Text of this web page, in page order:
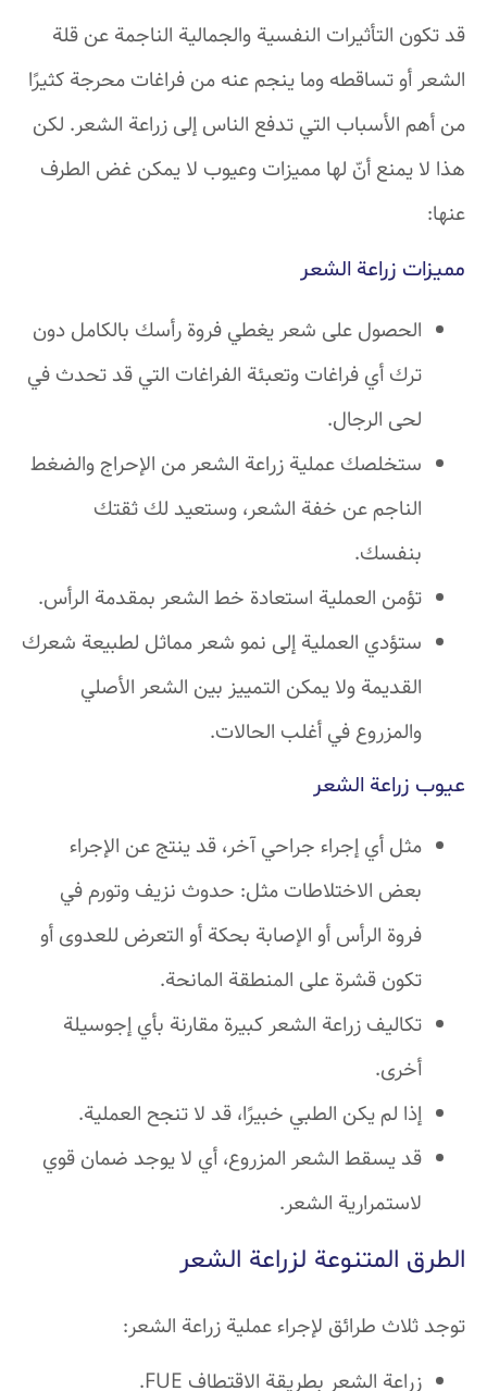
قد تكون التأثيرات النفسية والجمالية الناجمة عن قلة
الشعر أو تساقطه وما ينجم عنه من فراغات محرجة كثيرًا
من أهم الأسباب التي تدفع الناس إلى زراعة الشعر. لكن
هذا لا يمنع أنّ لها مميزات وعيوب لا يمكن غض الطرف
عنها:
مميزات زراعة الشعر
الحصول على شعر يغطي فروة رأسك بالكامل دون
ترك أي فراغات وتعبئة الفراغات التي قد تحدث في
لحى الرجال.
ستخلصك عملية زراعة الشعر من الإحراج والضغط
الناجم عن خفة الشعر، وستعيد لك ثقتك
بنفسك.
تؤمن العملية استعادة خط الشعر بمقدمة الرأس.
ستؤدي العملية إلى نمو شعر مماثل لطبيعة شعرك
القديمة ولا يمكن التمييز بين الشعر الأصلي
والمزروع في أغلب الحالات.
عيوب زراعة الشعر
مثل أي إجراء جراحي آخر، قد ينتج عن الإجراء
بعض الاختلاطات مثل: حدوث نزيف وتورم في
فروة الرأس أو الإصابة بحكة أو التعرض للعدوى أو
تكون قشرة على المنطقة المانحة.
تكاليف زراعة الشعر كبيرة مقارنة بأي إجوسيلة
أخرى.
إذا لم يكن الطبي خبيرًا، قد لا تنجح العملية.
قد يسقط الشعر المزروع، أي لا يوجد ضمان قوي
لاستمرارية الشعر.
الطرق المتنوعة لزراعة الشعر
توجد ثلاث طرائق لإجراء عملية زراعة الشعر:
زراعة الشعر بطريقة الاقتطاف FUE.